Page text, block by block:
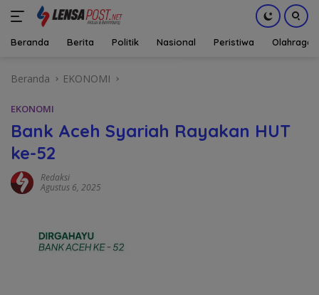
Beranda Berita Politik Nasional Peristiwa Olahraga
Beranda EKONOMI
EKONOMI
Bank Aceh Syariah Rayakan HUT
ke-52
Redaksi
Agustus 6, 2025